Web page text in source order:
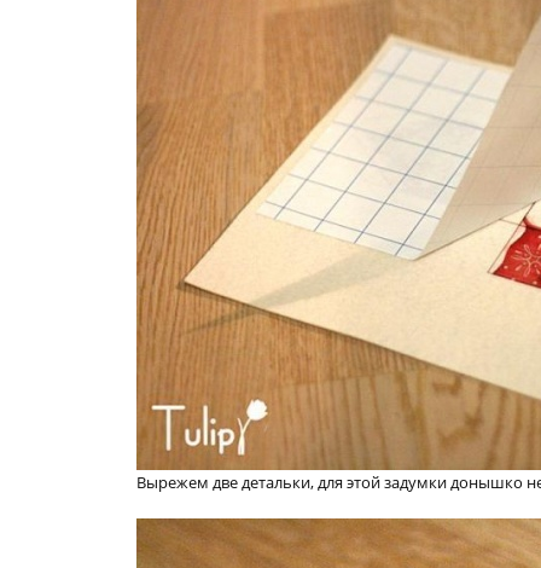
Вырежем две детальки, для этой задумки донышко